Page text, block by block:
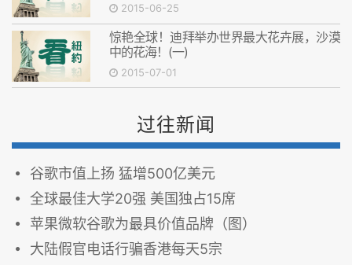
2015-06-25
惊艳全球！迪拜举办世界最大花卉展，沙漠
中的花海！(一)
2015-07-01
过往新闻
谷歌市值上扬 猛增500亿美元
全球最佳大学20强 美国独占15席
苹果微软谷歌为最具价值品牌（图）
大陆假官电话行骗香港每天5宗